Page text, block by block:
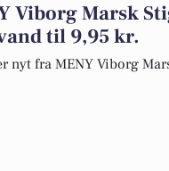
Viborg Marsk
til 9,95 kr.
nyt fra MENY Viborg